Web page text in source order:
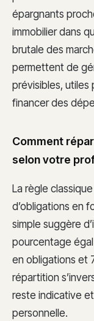
épargnants
immobilier dans
brutale des
permettent de
prévisibles, utiles
financer des
Comment
selon votre
La règle
d’obligations en
simple suggère
pourcentage
en obligations et
répartition
reste indicative
personnelle.